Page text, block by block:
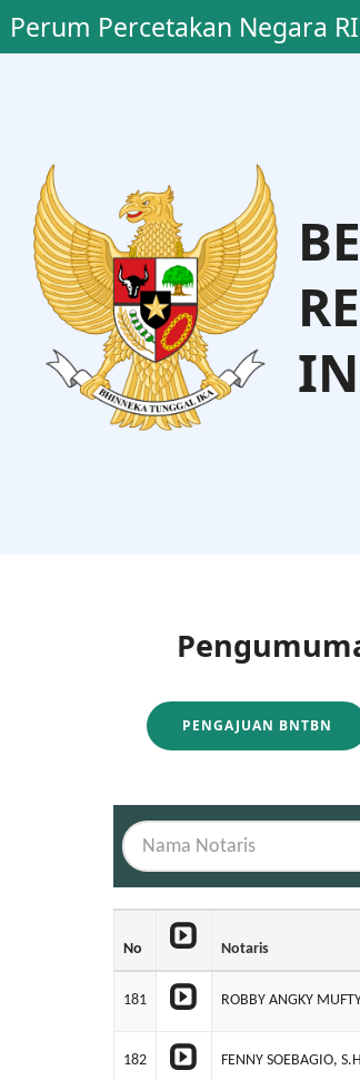
Perum Percetakan Negara RI
Gunarto
PENGAJUAN BNTBN
No Notaris
181 ROBBY ANGKY
182 FENNY SOEBAGIO,